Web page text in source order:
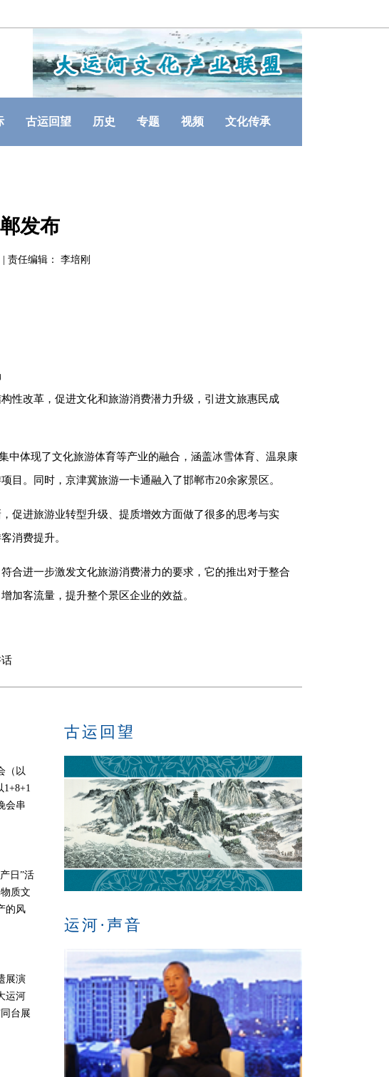
古运回望 历史 专题 视频 文化传承
发布
责任编辑： 李培刚
性改革，促进文化和旅游消费潜力升级，引进文旅惠民成
中体现了文化旅游体育等产业的融合，涵盖冰雪体育、温泉康
目。同时，京津冀旅游一卡通融入了邯郸市20余家景区。
促进旅游业转型升级、提质增效方面做了很多的思考与实
消费提升。
合进一步激发文化旅游消费潜力的要求，它的推出对于整合
加客流量，提升整个景区企业的效益。
（以
1+8+1
会串
日”活
质文
的风
展演
运河
台展
古运回望
运河·声音